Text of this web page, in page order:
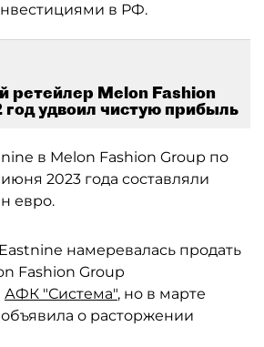
в РФ.
ретейлер Melon Fashion
удвоил чистую прибыль
в Melon Fashion Group по
2023 года составляли
евро.
намеревалась продать
Fashion Group
АФК "Система", но в марте
о расторжении